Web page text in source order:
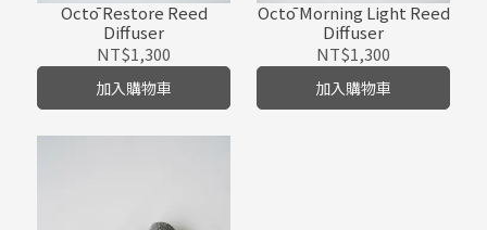
Octō Restore Reed
Diffuser
NT$1,300
加入購物車
Octō Morning Light Reed
Diffuser
NT$1,300
加入購物車